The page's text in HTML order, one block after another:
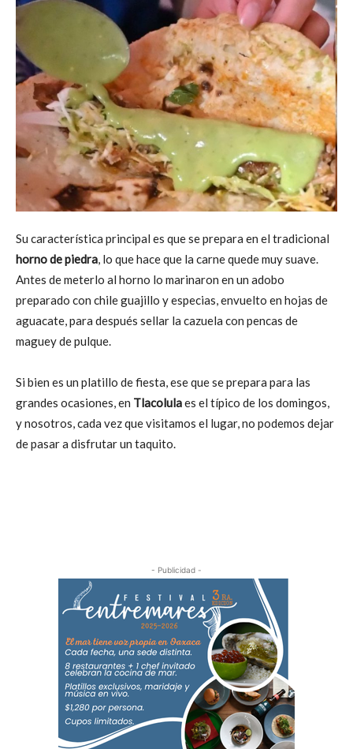
Su característica principal es que se prepara en el tradicional
horno de piedra, lo que hace que la carne quede muy suave.
Antes de meterlo al horno lo marinaron en un adobo
preparado con chile guajillo y especias, envuelto en hojas de
aguacate, para después sellar la cazuela con pencas de
maguey de pulque.
Si bien es un platillo de fiesta, ese que se prepara para las
grandes ocasiones, en Tlacolulaes el típico de los domingos,
y nosotros, cada vez que visitamos el lugar, no podemos dejar
de pasar a disfrutar un taquito.
- Publicidad -